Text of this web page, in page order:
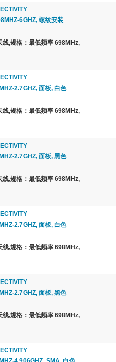
6GHZ, 螺纹安装
线,规格：最低频率 698MHz,
2.7GHZ, 面板, 白色
线,规格：最低频率 698MHz,
2.7GHZ, 面板, 黑色
线,规格：最低频率 698MHz,
2.7GHZ, 面板, 白色
线,规格：最低频率 698MHz,
2.7GHZ, 面板, 黑色
线,规格：最低频率 698MHz,